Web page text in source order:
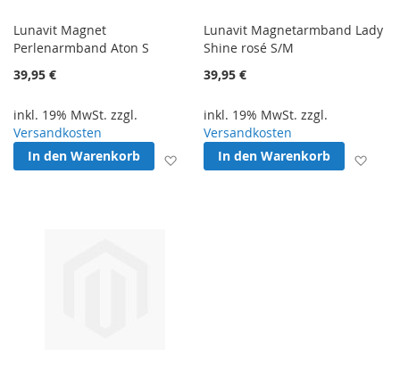
Lunavit Magnet
Perlenarmband Aton S
39,95 €
inkl. 19% MwSt. zzgl.
Versandkosten
In den Warenkorb
Zur Wunschliste hinzufügen
Lunavit Magnetarmband Lady
Shine rosé S/M
39,95 €
inkl. 19% MwSt. zzgl.
Versandkosten
In den Warenkorb